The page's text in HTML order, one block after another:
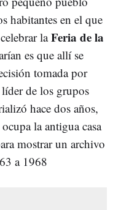
habitantes en el que
laFeria de la
es que allí se
tomada por
de los grupos
hace dos años,
la antigua casa
mostrar un archivo
a 1968